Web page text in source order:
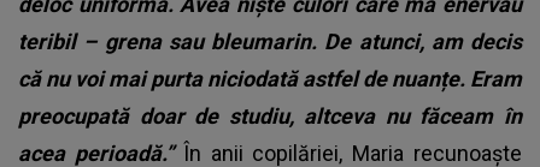
teribil – grena sau bleumarin. De atunci, am decis
că nu voi mai purta niciodată astfel de nuanțe. Eram
preocupată doar de studiu, altceva nu făceam în
acea perioadă.” În anii copilăriei, Maria recunoaște